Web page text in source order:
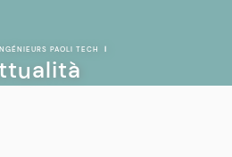
PAOLI TECH |